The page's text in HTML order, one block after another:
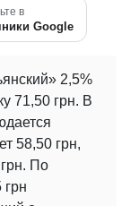
в
Google
2,5%
71,50 грн. В
58,50 грн,
По